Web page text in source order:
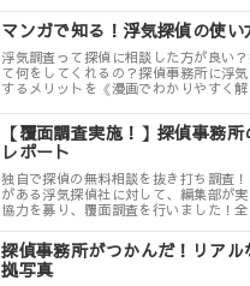
らに高い調査力が評判の探偵事務所を厳
マンガで知る！浮気探偵の使い
浮気調査って探偵に相談した方が良い
て何をしてくれるの？探偵事務所に浮
するメリットを《漫画でわかりやすく
【覆面調査実施！】探偵事務
レポート
独自で探偵の無料相談を抜き打ち調査
がある浮気探偵社に対して、編集部が
協力を募り、覆面調査を行いました！
探偵事務所がつかんだ！リアル
拠写真